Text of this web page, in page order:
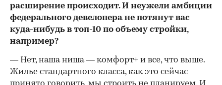
расширение происходит. И неужели амбиции
федерального девелопера не потянут вас
куда-нибудь в топ-10 по объему стройки,
например?
— Нет, наша ниша — комфорт+ и все, что выше.
Жилье стандартного класса, как это сейчас